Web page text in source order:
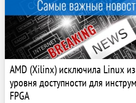
AMD (Xilinx) исключила Linux
уровня доступности для
FPGA